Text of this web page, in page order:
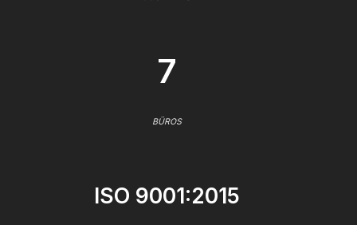
7
BÜROS
ISO 9001:2015